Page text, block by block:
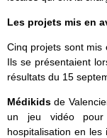
Les projets mis en
Cinq projets sont mis
Ils se présentaient
résultats du 15
Médikidsde
un jeu vidéo pour
hospitalisation en